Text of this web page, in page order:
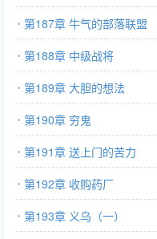
第187章 牛气的部落联盟
第188章 中级战将
第189章 大胆的想法
第190章 穷鬼
第191章 送上门的苦力
第192章 收购药厂
第193章 义乌（一）